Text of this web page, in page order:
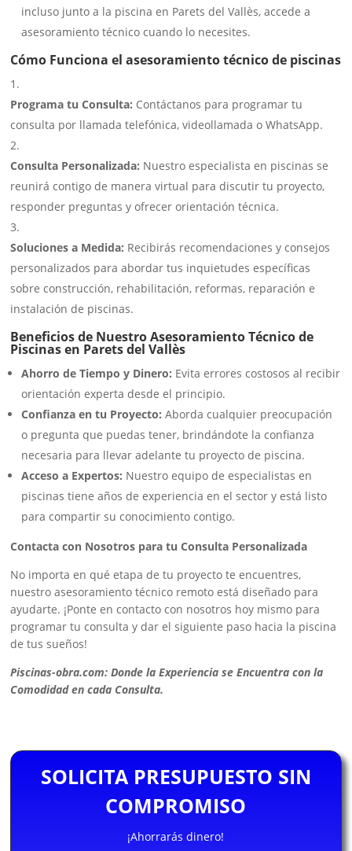
incluso junto a la piscina en Parets del Vallès, accede a
asesoramiento técnico cuando lo necesites.
Cómo Funciona el asesoramiento técnico de piscinas
Programa tu Consulta: Contáctanos para programar tu
consulta por llamada telefónica, videollamada o WhatsApp.
Consulta Personalizada: Nuestro especialista en piscinas se
reunirá contigo de manera virtual para discutir tu proyecto,
responder preguntas y ofrecer orientación técnica.
Soluciones a Medida: Recibirás recomendaciones y consejos
personalizados para abordar tus inquietudes específicas
sobre construcción, rehabilitación, reformas, reparación e
instalación de piscinas.
Beneficios de Nuestro Asesoramiento Técnico de
Piscinas en Parets del Vallès
Ahorro de Tiempo y Dinero: Evita errores costosos al recibir
orientación experta desde el principio.
Confianza en tu Proyecto: Aborda cualquier preocupación
o pregunta que puedas tener, brindándote la confianza
necesaria para llevar adelante tu proyecto de piscina.
Acceso a Expertos: Nuestro equipo de especialistas en
piscinas tiene años de experiencia en el sector y está listo
para compartir su conocimiento contigo.
Contacta con Nosotros para tu Consulta Personalizada
No importa en qué etapa de tu proyecto te encuentres,
nuestro asesoramiento técnico remoto está diseñado para
ayudarte. ¡Ponte en contacto con nosotros hoy mismo para
programar tu consulta y dar el siguiente paso hacia la piscina
de tus sueños!
Piscinas-obra.com: Donde la Experiencia se Encuentra con la
Comodidad en cada Consulta.
SOLICITA PRESUPUESTO SIN
COMPROMISO
¡Ahorrarás dinero!